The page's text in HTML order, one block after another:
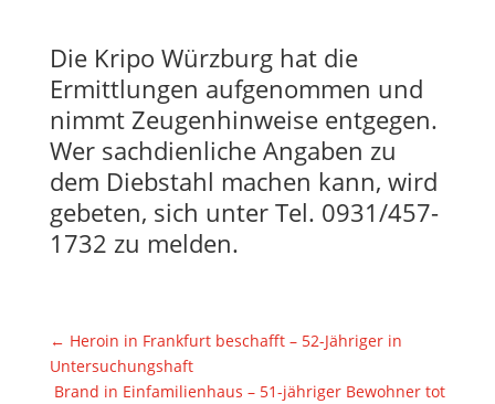
Die Kripo Würzburg hat die
Ermittlungen aufgenommen und
nimmt Zeugenhinweise entgegen.
Wer sachdienliche Angaben zu
dem Diebstahl machen kann, wird
gebeten, sich unter Tel. 0931/457-
1732 zu melden.
← Heroin in Frankfurt beschafft – 52-Jähriger in
Untersuchungshaft
Brand in Einfamilienhaus – 51-jähriger Bewohner tot